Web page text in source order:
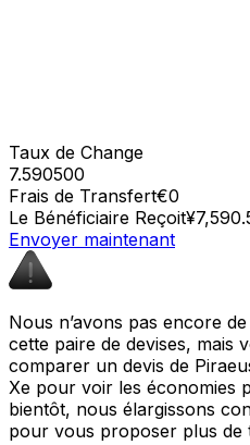
Taux de Change
7.590500
Frais de Transfert€0
Le Bénéficiaire Reçoit
Envoyer maintenant
Nous n’avons pas encore
cette paire de devises, mais
comparer un devis de
Xe pour voir les économies
bientôt, nous élargissons
pour vous proposer plus de